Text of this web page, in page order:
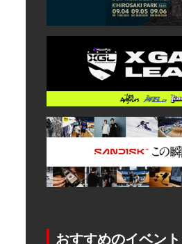
おすすめのイベント